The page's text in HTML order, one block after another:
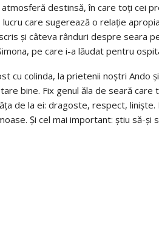
destinsă, în care toți cei
lucru care sugerează o relație
și câteva rânduri despre seara
pe care i-a lăudat pentru
cu colinda, la prietenii noștri Ando
bine. Fix genul ăla de seară
de la ei: dragoste, respect,
Și cel mai important: știu să-și